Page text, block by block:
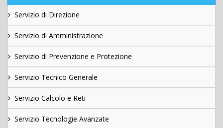
Servizio di Direzione
Servizio di Amministrazione
Servizio di Prevenzione e Protezione
Servizio Tecnico Generale
Servizio Calcolo e Reti
Servizio Tecnologie Avanzate